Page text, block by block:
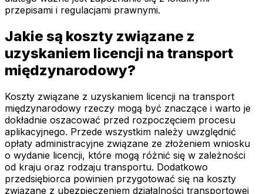
przepisami i regulacjami prawnymi.
Jakie są koszty związane z
uzyskaniem licencji na transport
międzynarodowy?
Koszty związane z uzyskaniem licencji na transport
międzynarodowy rzeczy mogą być znaczące i warto je
dokładnie oszacować przed rozpoczęciem procesu
aplikacyjnego. Przede wszystkim należy uwzględnić
opłaty administracyjne związane ze złożeniem wniosku
o wydanie licencji, które mogą różnić się w zależności
od kraju oraz rodzaju transportu. Dodatkowo
przedsiębiorca powinien przygotować się na koszty
związane z ubezpieczeniem działalności transportowej